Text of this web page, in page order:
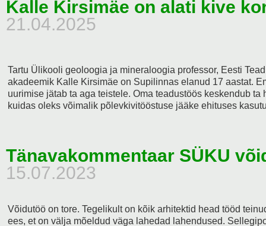
Kalle Kirsimäe on alati kive
21.04.2025
Tartu Ülikooli geoloogia ja mineraloogia professor, Eesti
akadeemik Kalle Kirsimäe on Supilinnas elanud 17 aastat.
uurimise jätab ta aga teistele. Oma teadustöös keskendub ta
kuidas oleks võimalik põlevkivitööstuse jääke ehituses
Tänavakommentaar SÜKU
15.07.2023
Võidutöö on tore. Tegelikult on kõik arhitektid head tööd
ees, et on välja mõeldud väga lahedad lahendused.